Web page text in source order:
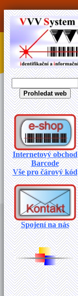
Internetový obchod
Barcode
Vše pro čárový kód
Spojení na nás